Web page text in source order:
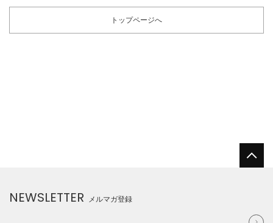
トップページへ
NEWSLETTER メルマガ登録